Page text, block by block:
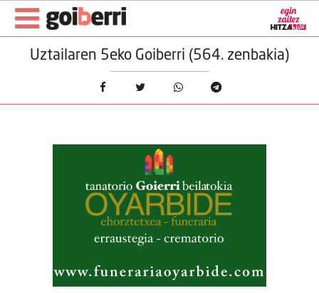
Uztailaren 5eko Goiberri (564. zenbakia)